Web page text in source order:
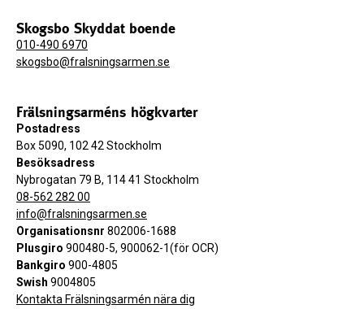
Skogsbo Skyddat boende
010-490 6970
skogsbo@fralsningsarmen.se
Frälsningsarméns högkvarter
Postadress
Box 5090, 102 42 Stockholm
Besöksadress
Nybrogatan 79 B, 114 41 Stockholm
08-562 282 00
info@fralsningsarmen.se
Organisationsnr 802006-1688
Plusgiro 900480-5, 900062-1(för OCR)
Bankgiro 900-4805
Swish 9004805
Kontakta Frälsningsarmén nära dig